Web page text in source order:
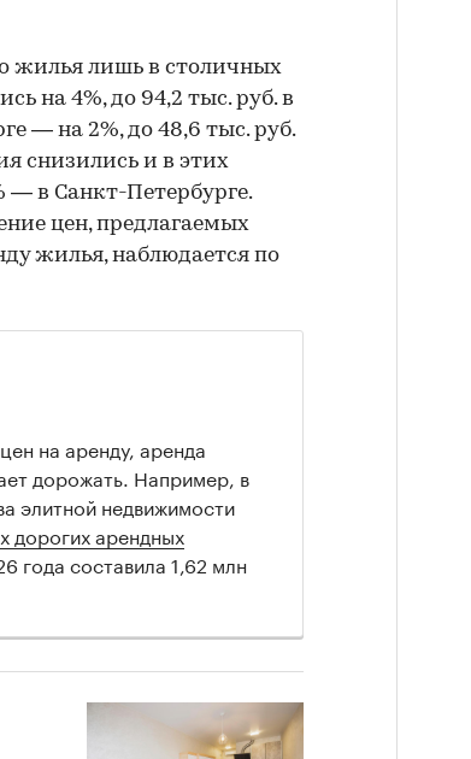
жилья лишь в столичных
на 4%, до 94,2 тыс. руб. в
— на 2%, до 48,6 тыс. руб.
снизились и в этих
— в Санкт-Петербурге.
цен, предлагаемых
жилья, наблюдается по
на аренду, аренда
дорожать. Например, в
элитной недвижимости
дорогих арендных
года составила 1,62 млн